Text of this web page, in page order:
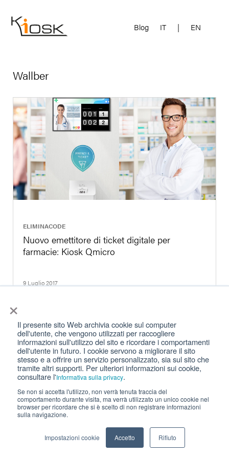
×
Il presente sito Web archivia cookie sul computer
dell'utente, che vengono utilizzati per raccogliere
informazioni sull'utilizzo del sito e ricordare i comportamenti
dell'utente in futuro. I cookie servono a migliorare il sito
stesso e a offrire un servizio personalizzato, sia sul sito che
tramite altri supporti. Per ulteriori informazioni sui cookie,
consultare l'Informativa sulla privacy.
Se non si accetta l'utilizzo, non verrà tenuta traccia del
comportamento durante visita, ma verrà utilizzato un unico cookie nel
browser per ricordare che si è scelto di non registrare informazioni
sulla navigazione.
Impostazioni cookie Accetto Rifiuto
Blog IT | EN
Wallber
Nuovo emettitore di ticket digitale per
farmacie: Kiosk Qmicro
9 Luglio 2017
ELIMINACODE
Kiosk © , tutti i diritti riservati.
Privacy|Cookie Policy|Termini per l’uso